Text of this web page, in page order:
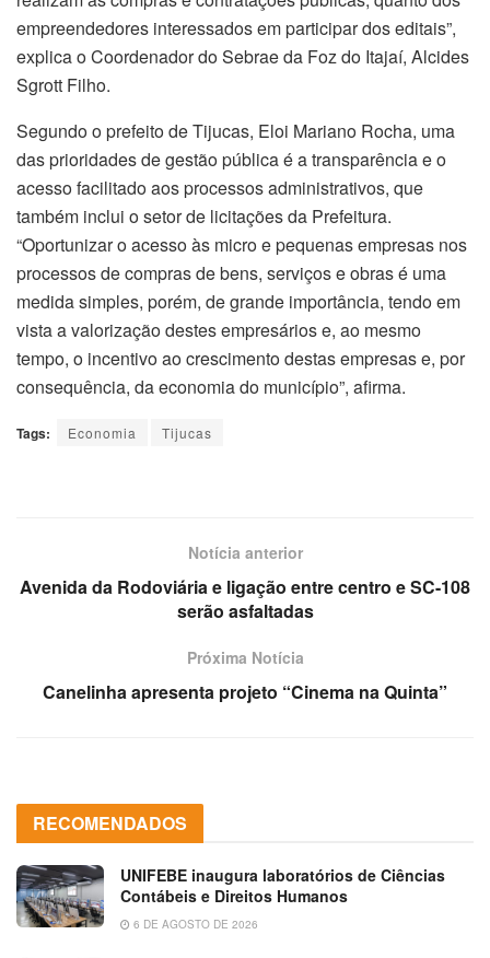
empreendedores interessados em participar dos editais”,
explica o Coordenador do Sebrae da Foz do Itajaí, Alcides
Sgrott Filho.
Segundo o prefeito de Tijucas, Eloi Mariano Rocha, uma
das prioridades de gestão pública é a transparência e o
acesso facilitado aos processos administrativos, que
também inclui o setor de licitações da Prefeitura.
“Oportunizar o acesso às micro e pequenas empresas nos
processos de compras de bens, serviços e obras é uma
medida simples, porém, de grande importância, tendo em
vista a valorização destes empresários e, ao mesmo
tempo, o incentivo ao crescimento destas empresas e, por
consequência, da economia do município”, afirma.
Tags: Economia Tijucas
Notícia anterior
Avenida da Rodoviária e ligação entre centro e SC-108
serão asfaltadas
Próxima Notícia
Canelinha apresenta projeto “Cinema na Quinta”
RECOMENDADOS
UNIFEBE inaugura laboratórios de Ciências
Contábeis e Direitos Humanos
6 DE AGOSTO DE 2026